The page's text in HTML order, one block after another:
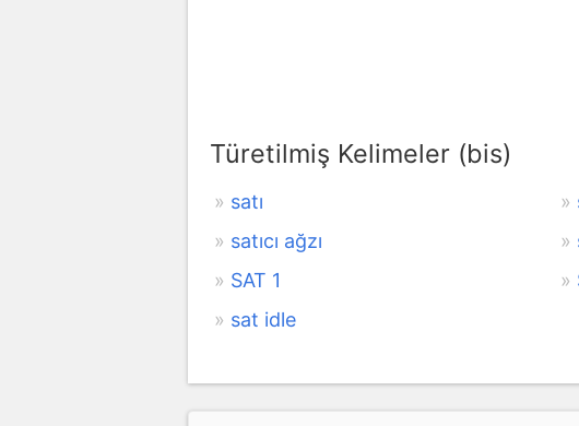
Türetilmiş Kelimeler (bis)
satı
satıcı ağzı
SAT 1
sat idle